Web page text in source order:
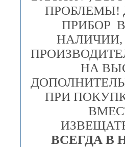
ПРОБЛЕМЫ!
ПРИБОР
НА
ПРИ
ВСЕГДА В